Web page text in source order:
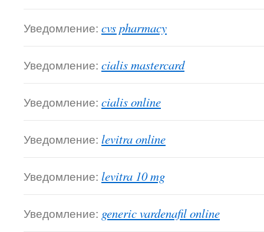
Уведомление: cvs pharmacy
Уведомление: cialis mastercard
Уведомление: cialis online
Уведомление: levitra online
Уведомление: levitra 10 mg
Уведомление: generic vardenafil online